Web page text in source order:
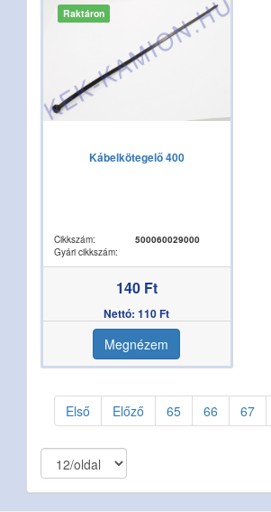
Raktáron
Kábelkötegelő 400
Cikkszám:
500060029000
Gyári cikkszám:
140 Ft
Nettó: 110 Ft
Megnézem
Első Előző 65 66 67